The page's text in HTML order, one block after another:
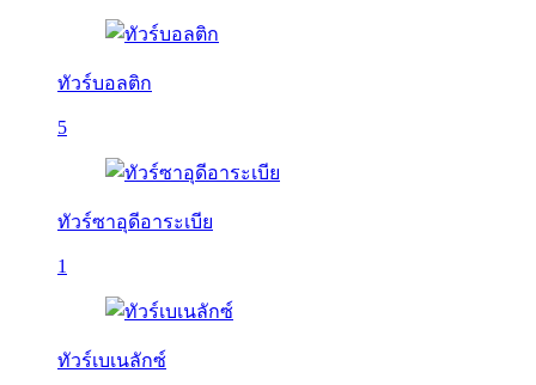
ทัวร์บอลติก
5
ทัวร์ซาอุดีอาระเบีย
1
ทัวร์เบเนลักซ์